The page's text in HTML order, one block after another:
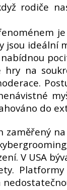
rodiče
jsou ideální
hry na
do
zaměřený
V USA